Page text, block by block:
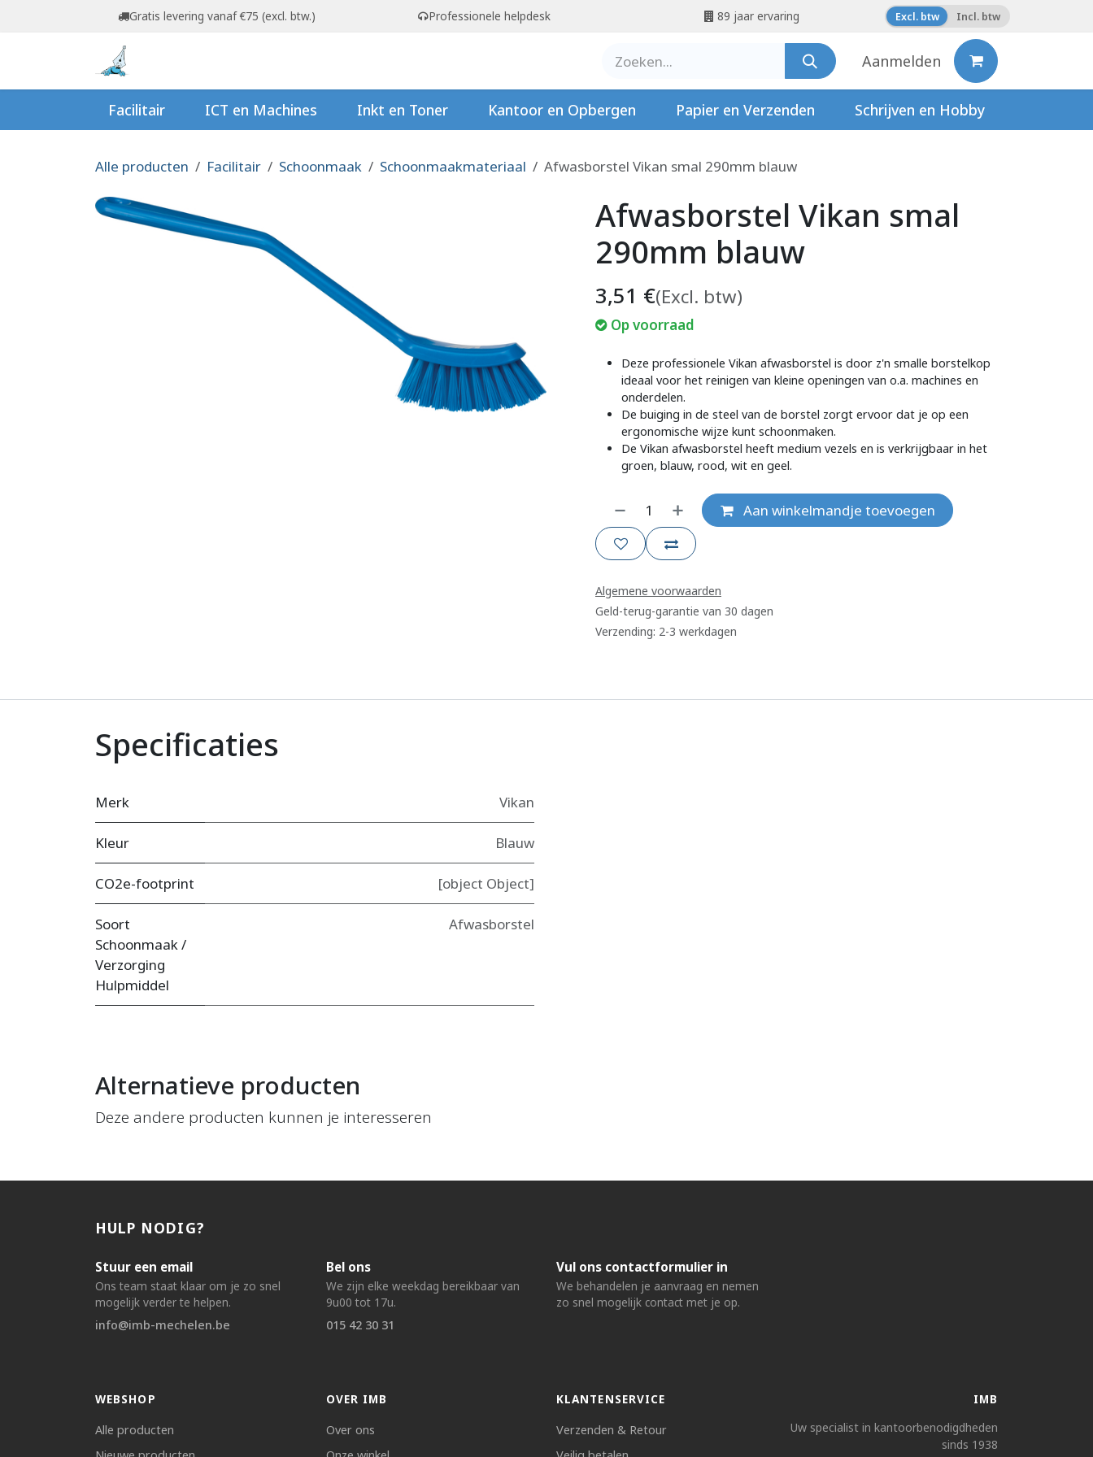
Overslaan naar inhoudGratis levering vanaf €75 (excl. btw.) Professionele helpdesk 89 jaar ervaring Excl. btw Incl. btw
Aanmelden
Facilitair ICT en Machines Inkt en Toner Kantoor en Opbergen Papier en Verzenden Schrijven en Hobby
Alle producten Facilitair Schoonmaak Schoonmaakmateriaal Afwasborstel Vikan smal 290mm blauw
Afwasborstel Vikan smal
290mm blauw
3,51 €(Excl. btw)
Op voorraad
Deze professionele Vikan afwasborstel is door z'n smalle borstelkop
ideaal voor het reinigen van kleine openingen van o.a. machines en
onderdelen.
De buiging in de steel van de borstel zorgt ervoor dat je op een
ergonomische wijze kunt schoonmaken.
De Vikan afwasborstel heeft medium vezels en is verkrijgbaar in het
groen, blauw, rood, wit en geel.
Aan winkelmandje toevoegen
Algemene voorwaarden
Geld-terug-garantie van 30 dagen
Verzending: 2-3 werkdagen
Specificaties
Merk Vikan
Kleur Blauw
CO2e-footprint [object Object]
Soort
Schoonmaak /
Verzorging
Hulpmiddel
Afwasborstel
Alternatieve producten
Deze andere producten kunnen je interesseren
HULP NODIG?
Stuur een email
Ons team staat klaar om je zo snel
mogelijk verder te helpen.
info@imb-mechelen.be
Bel ons
We zijn elke weekdag bereikbaar van
9u00 tot 17u.
015 42 30 31
Vul ons contactformulier in
We behandelen je aanvraag en nemen
zo snel mogelijk contact met je op.
WEBSHOP
Alle producten
OVER IMB
Over ons
KLANTENSERVICE
Verzenden & Retour
IMB
Uw specialist in kantoorbenodigdheden
sinds 1938